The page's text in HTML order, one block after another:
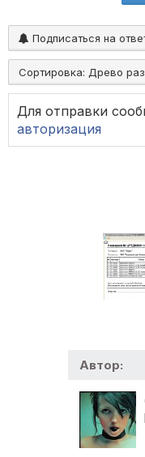
Подписаться на
Сортировка: Древо
Для отправки
авторизация
Автор: